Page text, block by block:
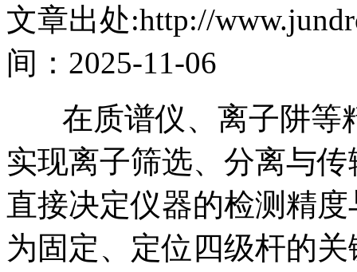
文章出处:http://
间：2025-11-06
在质谱仪、离子阱等
实现离子筛选、分离与
直接决定仪器的检测精
为固定、定位四级杆的